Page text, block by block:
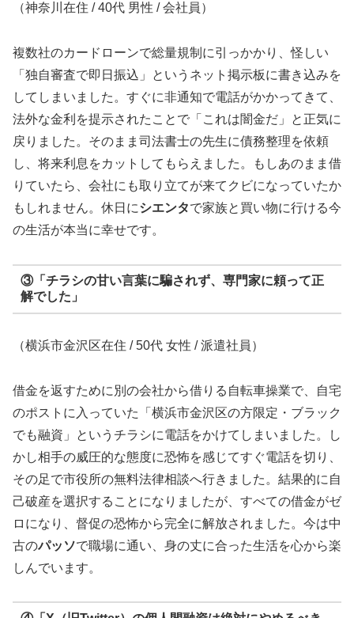
（神奈川在住 / 40代 男性 / 会社員）
複数社のカードローンで総量規制に引っかかり、怪しい
「独自審査で即日振込」というネット掲示板に書き込みを
してしまいました。すぐに非通知で電話がかかってきて、
法外な金利を提示されたことで「これは闇金だ」と正気に
戻りました。そのまま司法書士の先生に債務整理を依頼
し、将来利息をカットしてもらえました。もしあのまま借
りていたら、会社にも取り立てが来てクビになっていたか
もしれません。休日にシエンタで家族と買い物に行ける今
の生活が本当に幸せです。
③「チラシの甘い言葉に騙されず、専門家に頼って正
解でした」
（横浜市金沢区在住 / 50代 女性 / 派遣社員）
借金を返すために別の会社から借りる自転車操業で、自宅
のポストに入っていた「横浜市金沢区の方限定・ブラック
でも融資」というチラシに電話をかけてしまいました。し
かし相手の威圧的な態度に恐怖を感じてすぐ電話を切り、
その足で市役所の無料法律相談へ行きました。結果的に自
己破産を選択することになりましたが、すべての借金がゼ
ロになり、督促の恐怖から完全に解放されました。今は中
古のパッソで職場に通い、身の丈に合った生活を心から楽
しんでいます。